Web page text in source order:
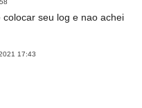
seu log e nao achei
17:43